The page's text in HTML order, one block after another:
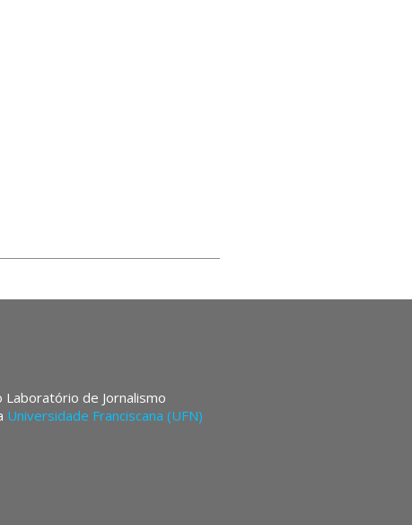
Laboratório de Jornalismo
Universidade Franciscana (UFN)